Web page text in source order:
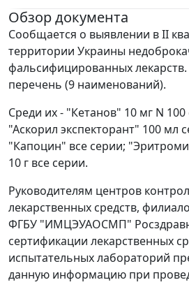
Обзор документа
Сообщается о выявлении в II
территории Украины
фальсифицированных
перечень (9 наименований).
Среди их - "Кетанов" 10 мг N 100
"Аскорил экспекторант" 100 мл
"Капоцин" все серии;
10 г все серии.
Руководителям центров
лекарственных средств,
ФГБУ "ИМЦЭУАОСМП"
сертификации лекарственных
испытательных лабораторий
данную информацию при